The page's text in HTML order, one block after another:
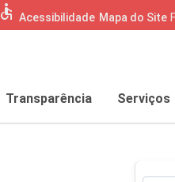
accessible Acessibilidade Mapa do Site
Transparência Serviços